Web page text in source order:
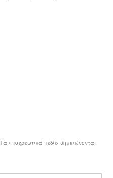
Τα υποχρεωτικά πεδία σημειώνονται